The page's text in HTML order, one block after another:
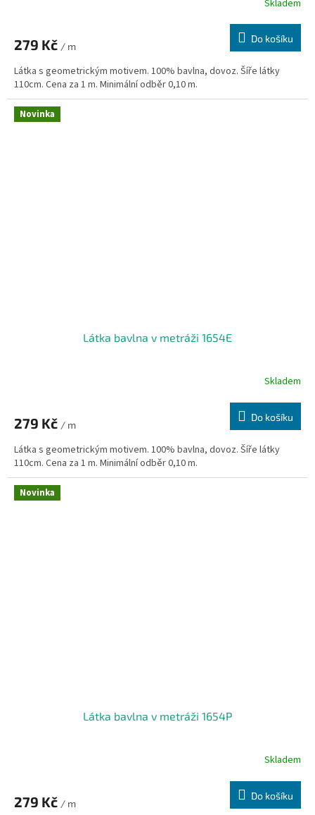
Skladem
279 Kč / m
Do košíku
Látka s geometrickým motivem. 100% bavlna, dovoz. Šíře látky
110cm. Cena za 1 m. Minimální odběr 0,10 m.
Novinka
Látka bavlna v metráži 1654E
Skladem
279 Kč / m
Do košíku
Látka s geometrickým motivem. 100% bavlna, dovoz. Šíře látky
110cm. Cena za 1 m. Minimální odběr 0,10 m.
Novinka
Látka bavlna v metráži 1654P
Skladem
279 Kč / m
Do košíku